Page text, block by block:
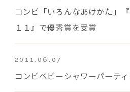
コンビ「いろんなあけかた」
１１』で優秀賞を受賞
2011.06.07
コンビベビーシャワーパーテ